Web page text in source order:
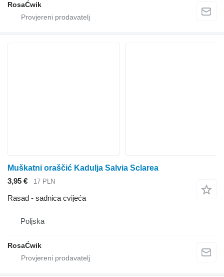
RosaĆwik
Muškatni oraščić Kadulja Salvia Sclarea
3,95 €
17 PLN
Rasad - sadnica cvijeća
Poljska
RosaĆwik